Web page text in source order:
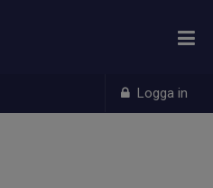
Logga in